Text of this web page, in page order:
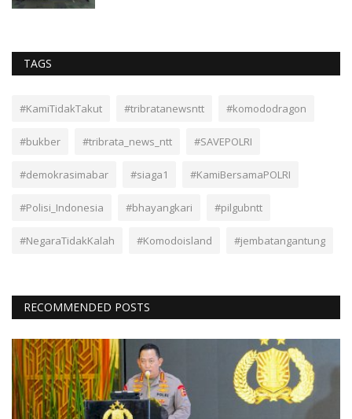
TAGS
#KamiTidakTakut #tribratanewsntt #komododragon
#bukber #tribrata_news_ntt #SAVEPOLRI
#demokrasimabar #siaga1 #KamiBersamaPOLRI
#Polisi_Indonesia #bhayangkari #pilgubntt
#NegaraTidakKalah #Komodoisland #jembatangantung
RECOMMENDED POSTS